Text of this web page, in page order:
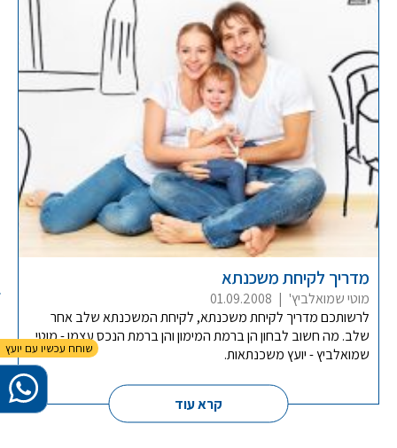
מדריך לקיחת משכנתא
מוטי שמואלביץ' |
01.09.2008
לרשותכם מדריך לקיחת משכנתא, לקיחת המשכנתא שלב אחר
שלב. מה חשוב לבחון הן ברמת המימון והן ברמת הנכס עצמו - מוטי
שמואלביץ - יועץ משכנתאות.
קרא עוד